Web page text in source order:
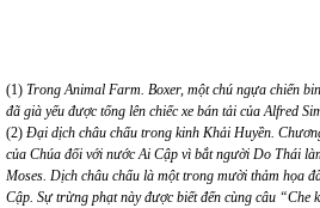
(1) Trong Animal Farm. Boxer, một chú ngựa chiến
đã già yếu được tống lên chiếc xe bán tải của Alfred
(2) Đại dịch châu chấu trong kinh Khải Huyền.
của Chúa đối với nước Ai Cập vì bắt người Do Thái
Moses. Dịch châu chấu là một trong mười thảm họa
Cập. Sự trừng phạt này được biết đến cùng câu “Che